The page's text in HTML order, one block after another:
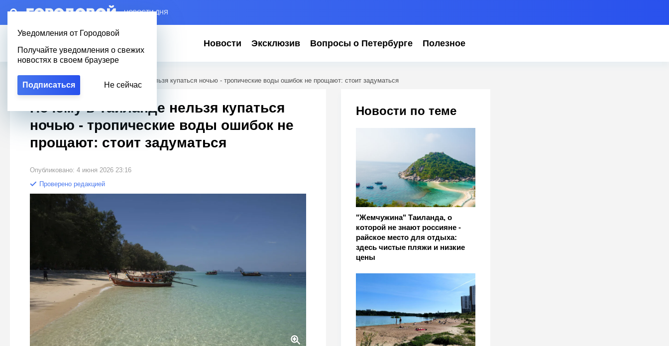
– НОВОСТИ ДНЯ
Уведомления от Городовой
Получайте уведомления о свежих
новостях в своем браузере
Подписаться Не сейчас
Новости Эксклюзив Вопросы о Петербурге Полезное
Городовой Почему в Таиланде нельзя купаться ночью - тропические воды ошибок не прощают: стоит задуматься
Новости по теме
"Жемчужина" Таиланда, о
которой не знают россияне -
райское место для отдыха:
здесь чистые пляжи и низкие
цены
Почему в Таиланде нельзя купаться
ночью - тропические воды ошибок не
прощают: стоит задуматься
Опубликовано: 4 июня 2026 23:16
Проверено редакцией